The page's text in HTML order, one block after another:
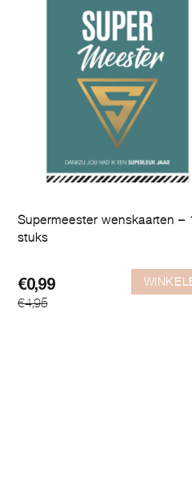
Supermeester wenskaarten –
stuks
€4,95
Oorspronkelijke
prijs
€0,99
Huidige
prijs